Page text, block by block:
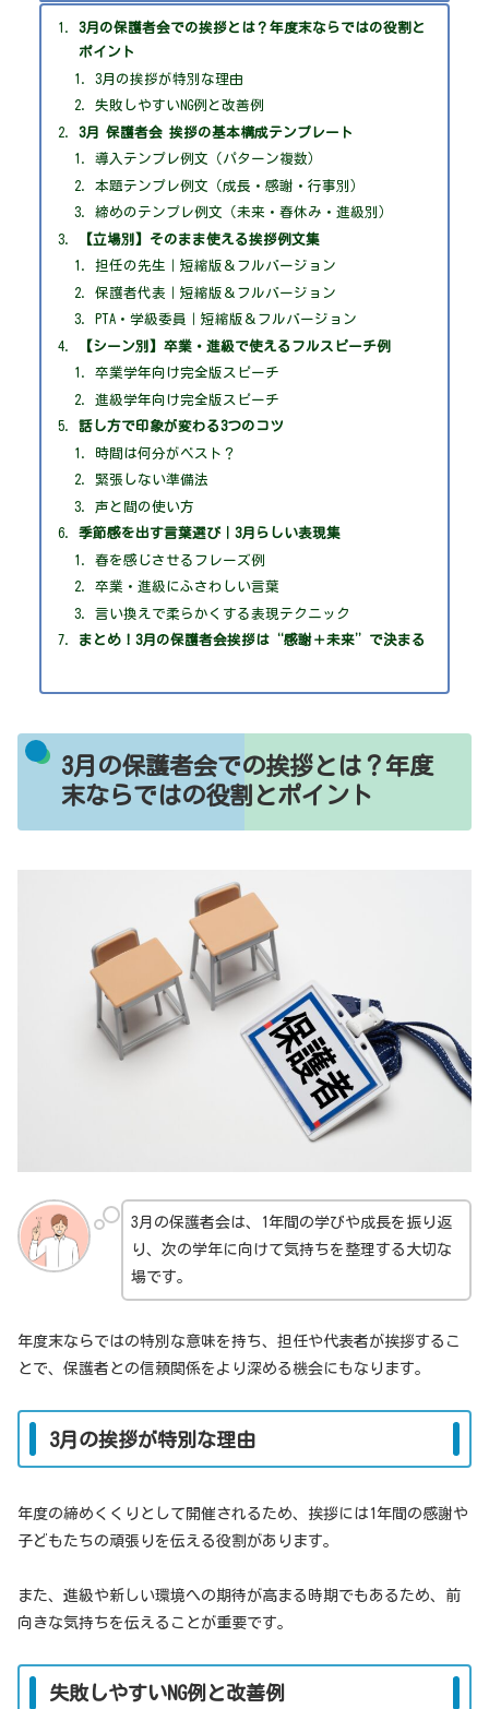
3月の保護者会での挨拶とは？年度末ならではの役割と
ポイント
3月の挨拶が特別な理由
失敗しやすいNG例と改善例
3月 保護者会 挨拶の基本構成テンプレート
導入テンプレ例文（パターン複数）
本題テンプレ例文（成長・感謝・行事別）
締めのテンプレ例文（未来・春休み・進級別）
【立場別】そのまま使える挨拶例文集
担任の先生｜短縮版＆フルバージョン
保護者代表｜短縮版＆フルバージョン
PTA・学級委員｜短縮版＆フルバージョン
【シーン別】卒業・進級で使えるフルスピーチ例
卒業学年向け完全版スピーチ
進級学年向け完全版スピーチ
話し方で印象が変わる3つのコツ
時間は何分がベスト？
緊張しない準備法
声と間の使い方
季節感を出す言葉選び｜3月らしい表現集
春を感じさせるフレーズ例
卒業・進級にふさわしい言葉
言い換えで柔らかくする表現テクニック
まとめ！3月の保護者会挨拶は“感謝＋未来”で決まる
3月の保護者会での挨拶とは？年度
末ならではの役割とポイント
3月の保護者会は、1年間の学びや成長を振り返
り、次の学年に向けて気持ちを整理する大切な
場です。
年度末ならではの特別な意味を持ち、担任や代表者が挨拶するこ
とで、保護者との信頼関係をより深める機会にもなります。
3月の挨拶が特別な理由
年度の締めくくりとして開催されるため、挨拶には1年間の感謝や
子どもたちの頑張りを伝える役割があります。
また、進級や新しい環境への期待が高まる時期でもあるため、前
向きな気持ちを伝えることが重要です。
失敗しやすいNG例と改善例